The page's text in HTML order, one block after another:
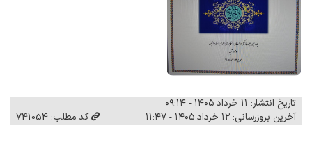
تاریخ انتشار: ۱۱ خرداد ۱۴۰۵ - ۰۹:۱۴
آخرین بروزرسانی: ۱۲ خرداد ۱۴۰۵ - ۱۱:۴۷
کد مطلب: 741054